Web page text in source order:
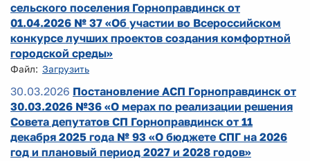
сельского поселения Горноправдинск от
01.04.2026 № 37 «Об участии во Всероссийском
конкурсе лучших проектов создания комфортной
городской среды»
Файл: Загрузить
30.03.2026 Постановление АСП Горноправдинск от
30.03.2026 №36 «О мерах по реализации решения
Совета депутатов СП Горноправдинск от 11
декабря 2025 года № 93 «О бюджете СПГ на 2026
год и плановый период 2027 и 2028 годов»